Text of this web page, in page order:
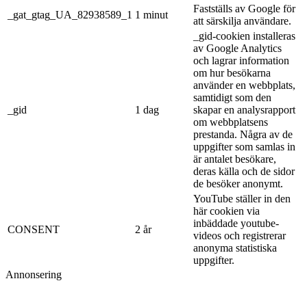
_gat_gtag_UA_82938589_1 1 minut
Fastställs av Google för
att särskilja användare.
_gid 1 dag
_gid-cookien installeras
av Google Analytics
och lagrar information
om hur besökarna
använder en webbplats,
samtidigt som den
skapar en analysrapport
om webbplatsens
prestanda. Några av de
uppgifter som samlas in
är antalet besökare,
deras källa och de sidor
de besöker anonymt.
CONSENT 2 år
YouTube ställer in den
här cookien via
inbäddade youtube-
videos och registrerar
anonyma statistiska
uppgifter.
Annonsering